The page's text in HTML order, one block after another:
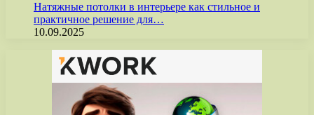
Натяжные потолки в интерьере как стильное и
практичное решение для…
10.09.2025